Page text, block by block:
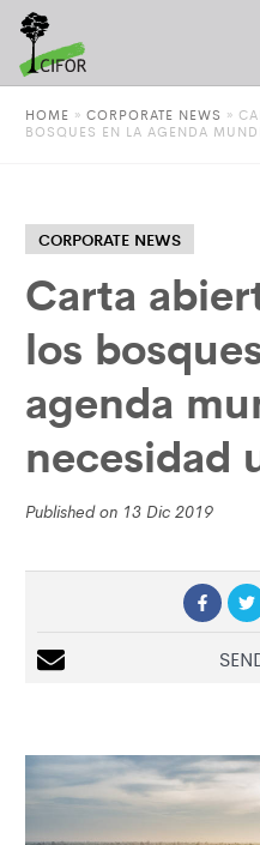
HOME » CORPORATE NEWS »
BOSQUES EN LA AGENDA
CORPORATE NEWS
Carta
los
agenda
necesidad
Published on 13 Dic 2019